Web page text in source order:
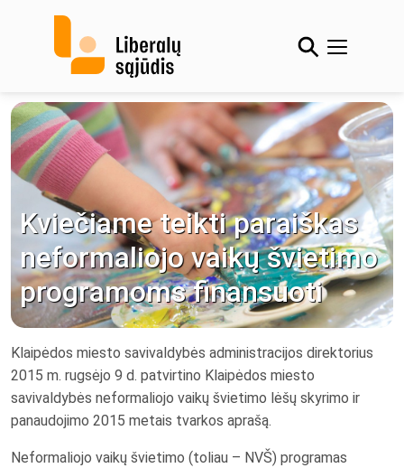
Kviečiame teikti paraiškas
neformaliojo vaikų švietimo
programoms finansuoti
Klaipėdos miesto savivaldybės administracijos direktorius
2015 m. rugsėjo 9 d. patvirtino Klaipėdos miesto
savivaldybės neformaliojo vaikų švietimo lėšų skyrimo ir
panaudojimo 2015 metais tvarkos aprašą.
Neformaliojo vaikų švietimo (toliau – NVŠ) programas